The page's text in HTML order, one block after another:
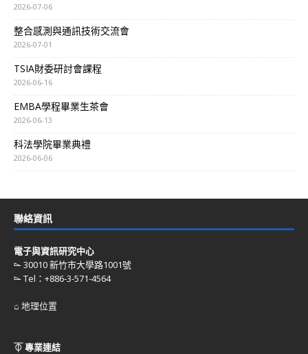
2026-07-06
整合感測與通訊技術交流會
2026-07-01
TSIA財委研討會課程
2026-06-16
EMBA學程畢業生茶會
2026-06-13
科法學院畢業典禮
2026-06-06
聯絡資訊
電子與資訊研究中心
⌳ 30010 新竹市大學路1001號
⌳ Tel：+886-3-571-4564
⌂ 地理位置
⏁ 專業連結